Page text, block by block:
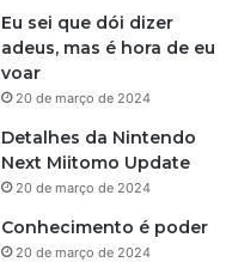
Eu sei que dói dizer
adeus, mas é hora de eu
voar
20 de março de 2024
Detalhes da Nintendo
Next Miitomo Update
20 de março de 2024
Conhecimento é poder
20 de março de 2024